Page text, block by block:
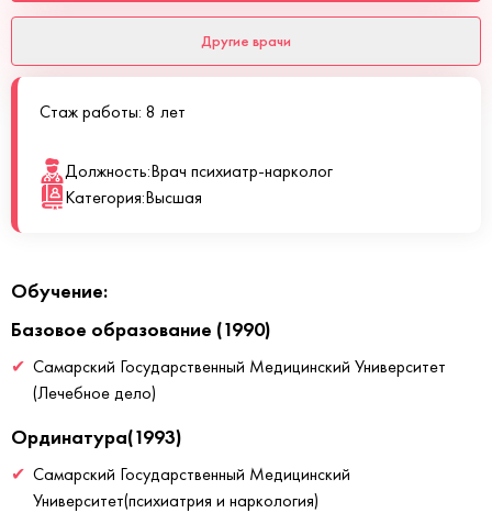
Другие врачи
Стаж работы: 8 лет
Должность:Врач психиатр-нарколог
Категория:Высшая
Обучение:
Базовое образование (1990)
Самарский Государственный Медицинский Университет
(Лечебное дело)
Ординатура(1993)
Самарский Государственный Медицинский
Университет(психиатрия и наркология)